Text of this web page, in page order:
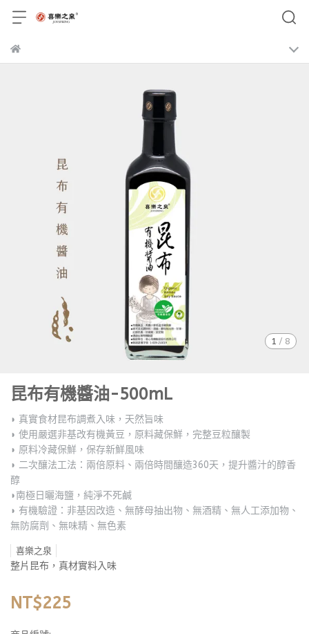
1 / 8
昆布有機醬油-500mL
◗ 真實食材昆布調煮入味，天然旨味
◗ 使用嚴選非基改有機黃豆，原料藏保鮮，完整豆粒釀製
◗ 原料冷藏保鮮，保存新鮮風味
◗ 二次釀法工法：兩倍原料、兩倍時間釀造360天，提升醬汁的醇香
醇
◗南極日曬海鹽，純淨不死鹹
◗ 有機驗證：非基因改造、無酵母抽出物、無酒精、無人工添加物、
無防腐劑、無味精、無色素
喜樂之泉
整片昆布，真材實料入味
NT$225